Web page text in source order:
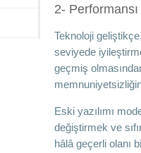
2-
Teknoloji
seviyede
geçmiş
Eski yazılımı
değiştirmek ve
hâlâ geçerli olanı